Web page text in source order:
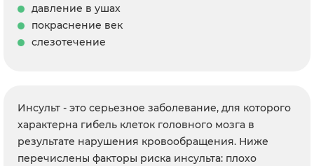
давление в ушах
покраснение век
слезотечение
Инсульт - это серьезное заболевание, для которого
характерна гибель клеток головного мозга в
результате нарушения кровообращения. Ниже
перечислены факторы риска инсульта: плохо